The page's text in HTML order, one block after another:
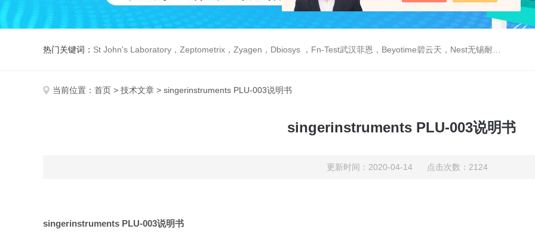
热门关键词： St John's Laboratory，Zeptometrix，Zyagen，Dbiosys ，Fn-Test武汉菲恩，Beyotime碧云天，Nest无锡耐思，Elabscience伊莱瑞特，Macklin麦克林生物，Cobioer科佰生物
当前位置： 首页 > 技术文章 > singerinstruments PLU-003说明书
singerinstruments PLU-003说明书
更新时间：2020-04-14 点击次数：2124
singerinstruments PLU-003说明书